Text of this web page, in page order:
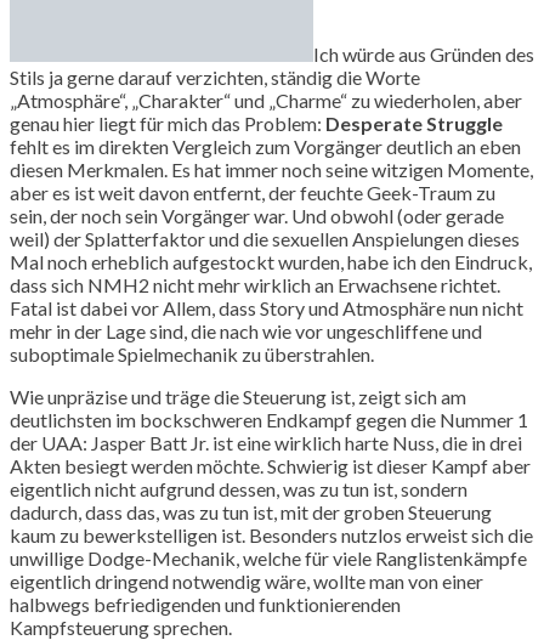
Ich würde aus Gründen des
Stils ja gerne darauf verzichten, ständig die Worte
„Atmosphäre“, „Charakter“ und „Charme“ zu wiederholen, aber
genau hier liegt für mich das Problem: Desperate Struggle
fehlt es im direkten Vergleich zum Vorgänger deutlich an eben
diesen Merkmalen. Es hat immer noch seine witzigen Momente,
aber es ist weit davon entfernt, der feuchte Geek-Traum zu
sein, der noch sein Vorgänger war. Und obwohl (oder gerade
weil) der Splatterfaktor und die sexuellen Anspielungen dieses
Mal noch erheblich aufgestockt wurden, habe ich den Eindruck,
dass sich NMH2 nicht mehr wirklich an Erwachsene richtet.
Fatal ist dabei vor Allem, dass Story und Atmosphäre nun nicht
mehr in der Lage sind, die nach wie vor ungeschliffene und
suboptimale Spielmechanik zu überstrahlen.
Wie unpräzise und träge die Steuerung ist, zeigt sich am
deutlichsten im bockschweren Endkampf gegen die Nummer 1
der UAA: Jasper Batt Jr. ist eine wirklich harte Nuss, die in drei
Akten besiegt werden möchte. Schwierig ist dieser Kampf aber
eigentlich nicht aufgrund dessen, was zu tun ist, sondern
dadurch, dass das, was zu tun ist, mit der groben Steuerung
kaum zu bewerkstelligen ist. Besonders nutzlos erweist sich die
unwillige Dodge-Mechanik, welche für viele Ranglistenkämpfe
eigentlich dringend notwendig wäre, wollte man von einer
halbwegs befriedigenden und funktionierenden
Kampfsteuerung sprechen.